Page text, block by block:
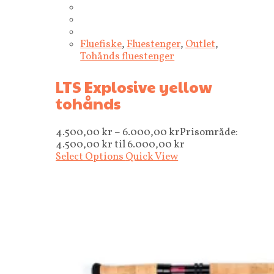
Fluefiske,Fluestenger,Outlet,
Tohånds fluestenger
LTS Explosive yellow
tohånds
4.500,00kr – 6.000,00krPrisområde:
4.500,00 kr til 6.000,00 kr
Select OptionsQuick View